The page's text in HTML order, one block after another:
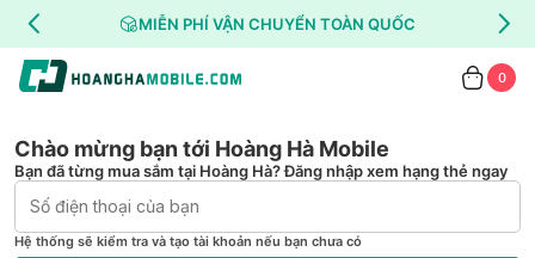
MIỄN PHÍ VẬN CHUYỂN TOÀN QUỐC
0
Chào mừng bạn tới Hoàng Hà Mobile
Bạn đã từng mua sắm tại Hoàng Hà? Đăng nhập xem hạng thẻ ngay
Hệ thống sẽ kiểm tra và tạo tài khoản nếu bạn chưa có